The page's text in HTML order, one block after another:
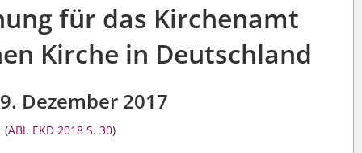
für das Kirchenamt
Kirche in Deutschland
Dezember 2017
(ABl. EKD 2018 S. 30)